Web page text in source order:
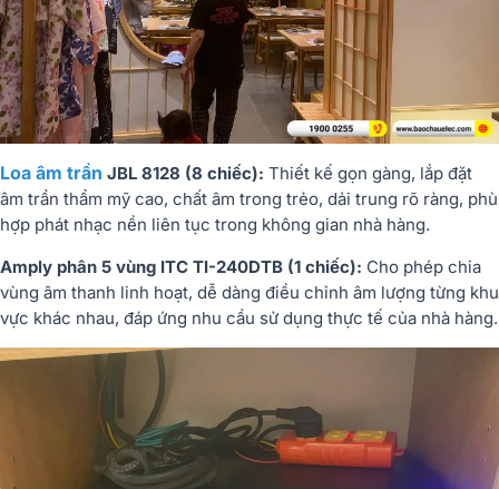
Loa âm trần JBL 8128 (8 chiếc): Thiết kế gọn gàng, lắp đặt
âm trần thẩm mỹ cao, chất âm trong trẻo, dải trung rõ ràng, phù
hợp phát nhạc nền liên tục trong không gian nhà hàng.
Amply phân 5 vùng ITC TI-240DTB (1 chiếc): Cho phép chia
vùng âm thanh linh hoạt, dễ dàng điều chỉnh âm lượng từng khu
vực khác nhau, đáp ứng nhu cầu sử dụng thực tế của nhà hàng.